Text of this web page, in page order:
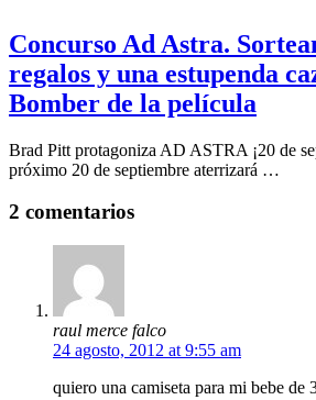
Concurso Ad Astra.
regalos y una estupenda
Bomber de la película
Brad Pitt protagoniza AD ASTRA ¡20 de
próximo 20 de septiembre aterrizará …
2 comentarios
raul merce falco
24 agosto, 2012 at 9:55 am
quiero una camiseta para mi bebe de